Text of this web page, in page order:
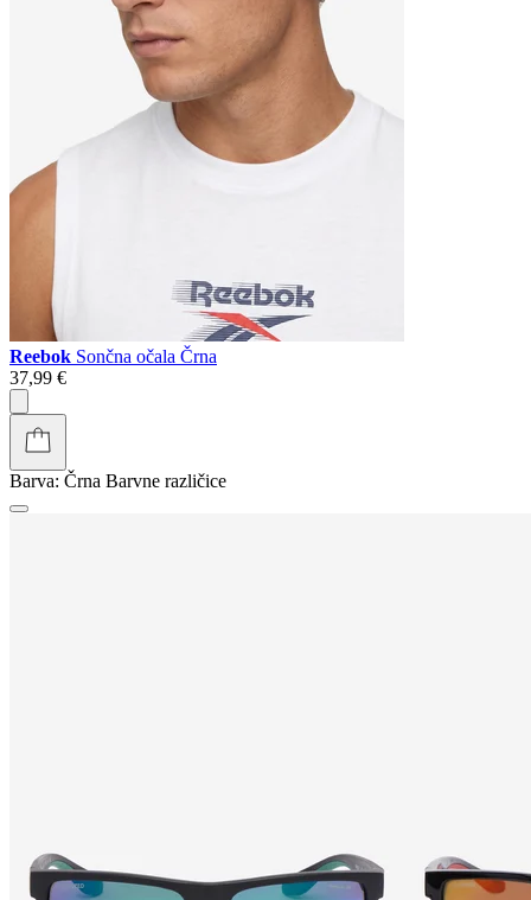
Reebok Sončna očala Črna
37,99 €
Barva: Črna Barvne različice